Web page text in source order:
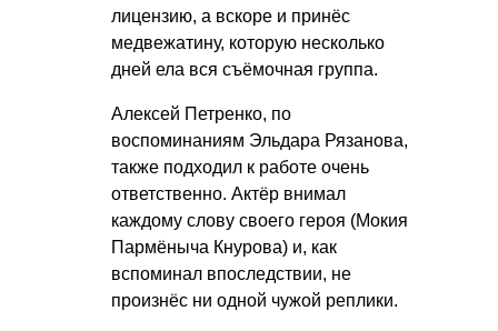
лицензию, а вскоре и принёс
медвежатину, которую несколько
дней ела вся съёмочная группа.
Алексей Петренко, по
воспоминаниям Эльдара Рязанова,
также подходил к работе очень
ответственно. Актёр внимал
каждому слову своего героя (Мокия
Пармёныча Кнурова) и, как
вспоминал впоследствии, не
произнёс ни одной чужой реплики.